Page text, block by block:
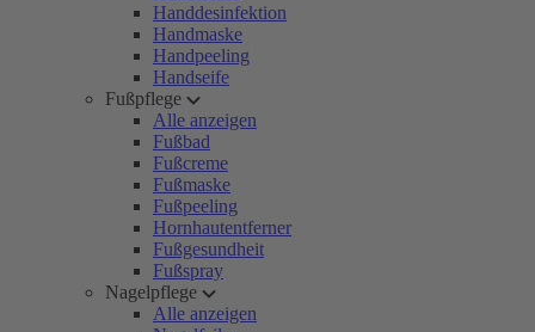
Handdesinfektion
Handmaske
Handpeeling
Handseife
Fußpflege
Alle anzeigen
Fußbad
Fußcreme
Fußmaske
Fußpeeling
Hornhautentferner
Fußgesundheit
Fußspray
Nagelpflege
Alle anzeigen